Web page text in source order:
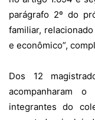
parágrafo 2º do
familiar,
e econômico”,
Dos 12
acompanharam
integrantes do